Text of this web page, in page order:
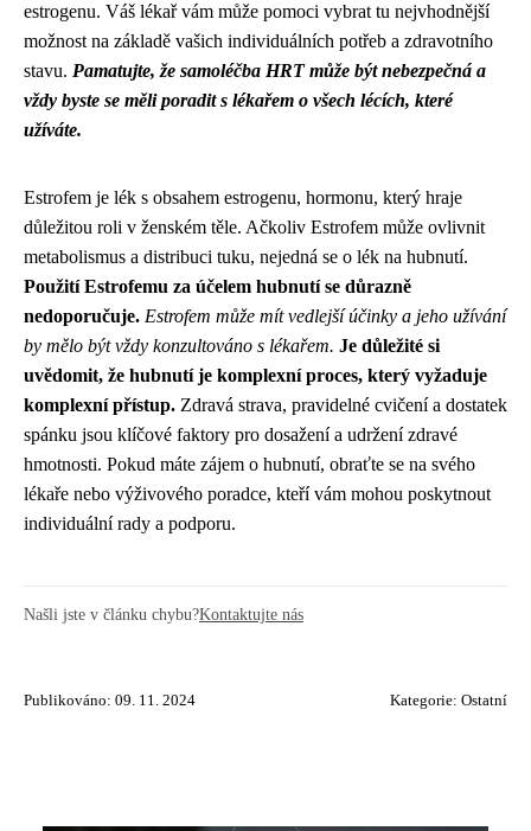
estrogenu. Váš lékař vám může pomoci vybrat tu nejvhodnější
možnost na základě vašich individuálních potřeb a zdravotního
stavu. Pamatujte, že samoléčba HRT může být nebezpečná a
vždy byste se měli poradit s lékařem o všech lécích, které
užíváte.
Estrofem je lék s obsahem estrogenu, hormonu, který hraje
důležitou roli v ženském těle. Ačkoliv Estrofem může ovlivnit
metabolismus a distribuci tuku, nejedná se o lék na hubnutí.
Použití Estrofemu za účelem hubnutí se důrazně
nedoporučuje. Estrofem může mít vedlejší účinky a jeho užívání
by mělo být vždy konzultováno s lékařem. Je důležité si
uvědomit, že hubnutí je komplexní proces, který vyžaduje
komplexní přístup. Zdravá strava, pravidelné cvičení a dostatek
spánku jsou klíčové faktory pro dosažení a udržení zdravé
hmotnosti. Pokud máte zájem o hubnutí, obraťte se na svého
lékaře nebo výživového poradce, kteří vám mohou poskytnout
individuální rady a podporu.
Našli jste v článku chybu?Kontaktujte nás
Publikováno: 09. 11. 2024 Kategorie: Ostatní